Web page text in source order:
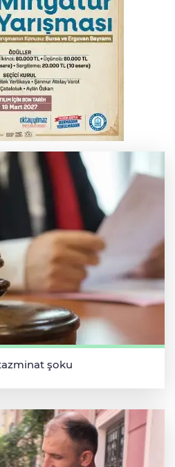
1. FC Nürnberg’in resmi
minyatür sanatıyla
Osmangazi’nin nabzını
şoku